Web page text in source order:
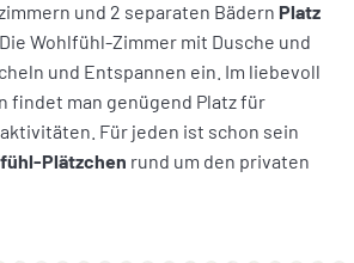
und 2 separaten Bädern Platz
. Die Wohlfühl-Zimmer mit Dusche und
und Entspannen ein. Im liebevoll
findet man genügend Platz für
Für jeden ist schon sein
Plätzchen rund um den privaten